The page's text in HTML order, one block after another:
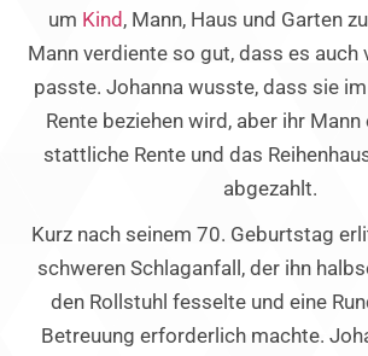
um Kind , Mann, Haus und Garten
Mann verdiente so gut, dass es auch
passte. Johanna wusste, dass sie
Rente beziehen wird, aber ihr
stattliche Rente und das
abgezahlt.
Kurz nach seinem 70. Geburtstag
schweren Schlaganfall, der ihn
den Rollstuhl fesselte und eine
Betreuung erforderlich machte.